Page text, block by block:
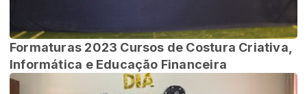
Formaturas 2023 Cursos de Costura Criativa,
Informática e Educação Financeira